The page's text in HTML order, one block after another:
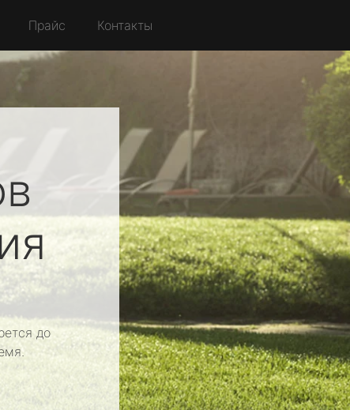
Прайс Контакты
до